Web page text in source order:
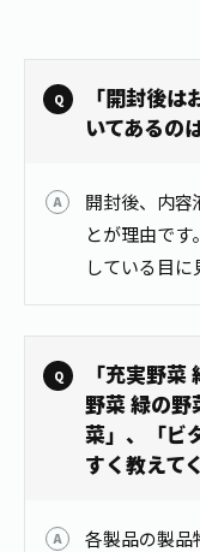
お〜いお茶
健康ミネラルむぎ茶
1日分の野菜
ブランドから探す
カテゴリーから探す
キーワードから探す
お茶を知る・
お茶を楽しむ
お茶のいれ方
レシピ集
お茶百科
お茶百科キッズ
体験・イベント
見学・体験
工場見学
食育・文化
食育・イベント
店舗・通販
伊藤園の店舗トップ
茶寮伊藤園
店舗検索
お客様相談室
企業情報 GLOBAL
「開封後
いてあるの
開封後、内容
とが理由で
している目
などが容器に
存料を使用し
んだものが
き…
「充実野
野菜 緑の野
菜」、「ビ
すく教えて
各製品の製品